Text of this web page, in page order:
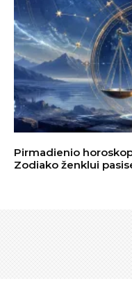
Pirmadienio
Zodiako ženklui